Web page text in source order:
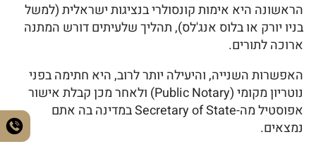
הראשונה היא אימות קונסולרי בנציגות ישראלית (למשל
בניו יורק או בלוס אנג'לס), תהליך שלעיתים דורש המתנה
ארוכה לתורים.
האפשרות השנייה, והיעילה יותר לרוב, היא חתימה בפני
נוטריון מקומי (Public Notary) ולאחר מכן קבלת אישור
אפוסטיל מה-Secretary of State במדינה בה אתם
נמצאים.